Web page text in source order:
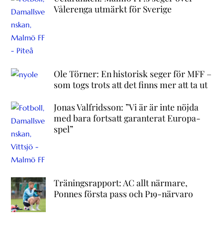
Vålerenga utmärkt för Sverige
Ole Törner: En historisk seger för MFF –
som togs trots att det finns mer att ta ut
Jonas Valfridsson: ”Vi är är inte nöjda
med bara fortsatt garanterat Europa-
spel”
Träningsrapport: AC allt närmare,
Ponnes första pass och P19-närvaro